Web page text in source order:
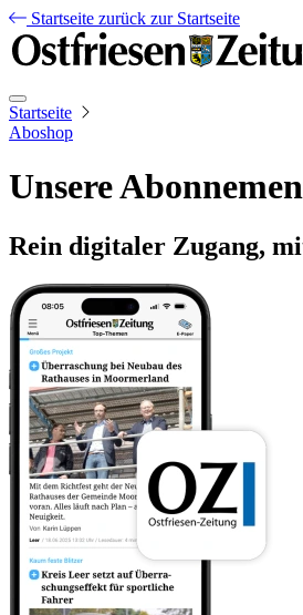
Startseite zurück zur Startseite
Startseite
Aboshop
Unsere
Rein digitaler Zugang,